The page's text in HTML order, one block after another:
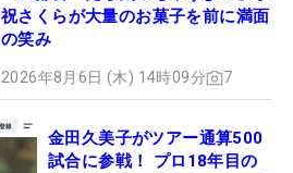
祝さくらが大量のお菓子を前に満面
の笑み
2026年8月6日 (木) 14時09分 7
金田久美子がツアー通算500
試合に参戦！ プロ18年目の